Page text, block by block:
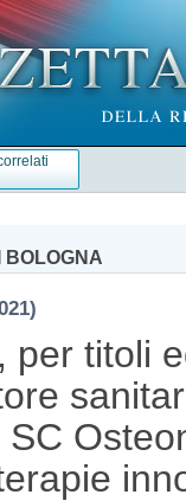
BOLOGNA
per titoli